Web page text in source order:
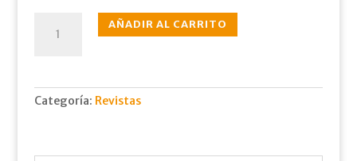
ene.,
AÑADIR AL CARRITO
Categoría: Revistas